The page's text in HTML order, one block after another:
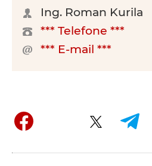
Ing. Roman Kurila
*** Telefone ***
*** E-mail ***